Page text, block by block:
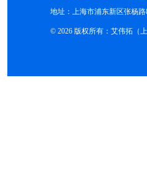
地址：上海市浦东新区张杨
© 2026 版权所有：艾伟拓（